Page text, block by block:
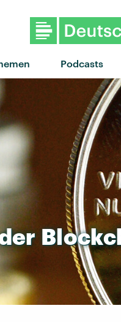
Podcasts